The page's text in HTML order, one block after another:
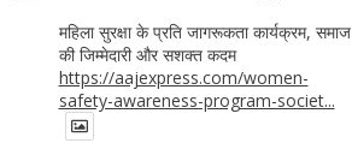
महिला सुरक्षा के प्रति जागरूकता कार्यक्रम, समाज
की जिम्मेदारी और सशक्त कदम
https://aajexpress.com/women-
safety-awareness-program-societ...